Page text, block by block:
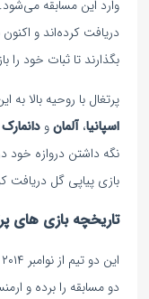
وارد این مسابقه
دریافت کرده‌اند و
بگذارند تا ثبات خود را
پرتغال با روحیه بالا
اسپانیا،آلمانودانمارک
نگه داشتن دروازه خود
بازی پیاپی گل دریافت
تاریخچه بازی های
دو مسابقه را برده و